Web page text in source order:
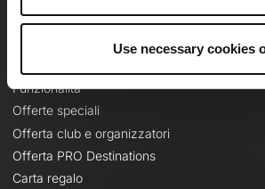
Use necessary cookies
Funzionalità
Offerte speciali
Offerta club e organizzatori
Offerta PRO Destinations
Carta regalo